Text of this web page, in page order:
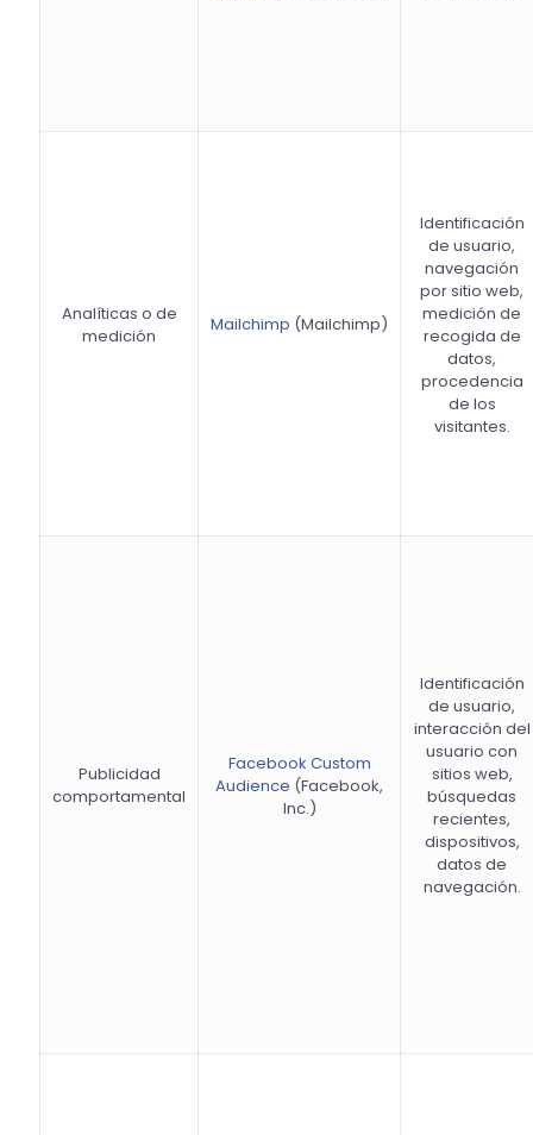
Analíticas o de
medición
Mailchimp (Mailchimp)
Identificación
de usuario,
navegación
por sitio web,
medición de
recogida de
datos,
procedencia
de los
visitantes.
Publicidad
comportamental
Facebook Custom
Audience (Facebook,
Inc.)
Identificación
de usuario,
interacción del
usuario con
sitios web,
búsquedas
recientes,
dispositivos,
datos de
navegación.